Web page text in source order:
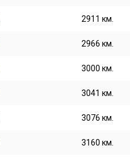
2911 км.
2966 км.
3000 км.
3041 км.
3076 км.
3160 км.